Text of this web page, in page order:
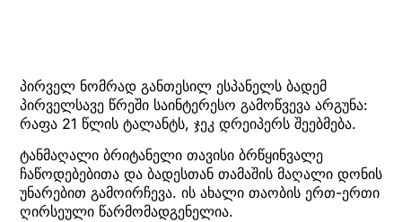
პირველ ნომრად განთესილ ესპანელს ბადემ
პირველსავე წრეში საინტერესო გამოწვევა არგუნა:
რაფა 21 წლის ტალანტს, ჯეკ დრეიპერს შეებმება.
ტანმაღალი ბრიტანელი თავისი ბრწყინვალე
ჩაწოდებებითა და ბადესთან თამაშის მაღალი დონის
უნარებით გამოირჩევა. ის ახალი თაობის ერთ-ერთი
ღირსეული წარმომადგენელია.